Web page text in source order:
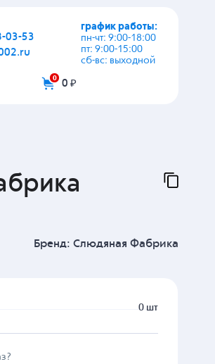
03-53
график работы:
пн-чт: 9:00-18:00
пт: 9:00-15:00
сб-вс: выходной
0 0 ₽
Бренд: Слюдяная Фабрика
0 шт